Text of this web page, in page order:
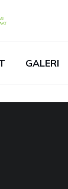
GALERI